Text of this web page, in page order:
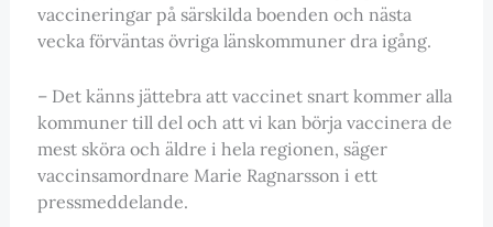
vaccineringar på särskilda boenden och nästa
vecka förväntas övriga länskommuner dra igång.
– Det känns jättebra att vaccinet snart kommer alla
kommuner till del och att vi kan börja vaccinera de
mest sköra och äldre i hela regionen, säger
vaccinsamordnare Marie Ragnarsson i ett
pressmeddelande.